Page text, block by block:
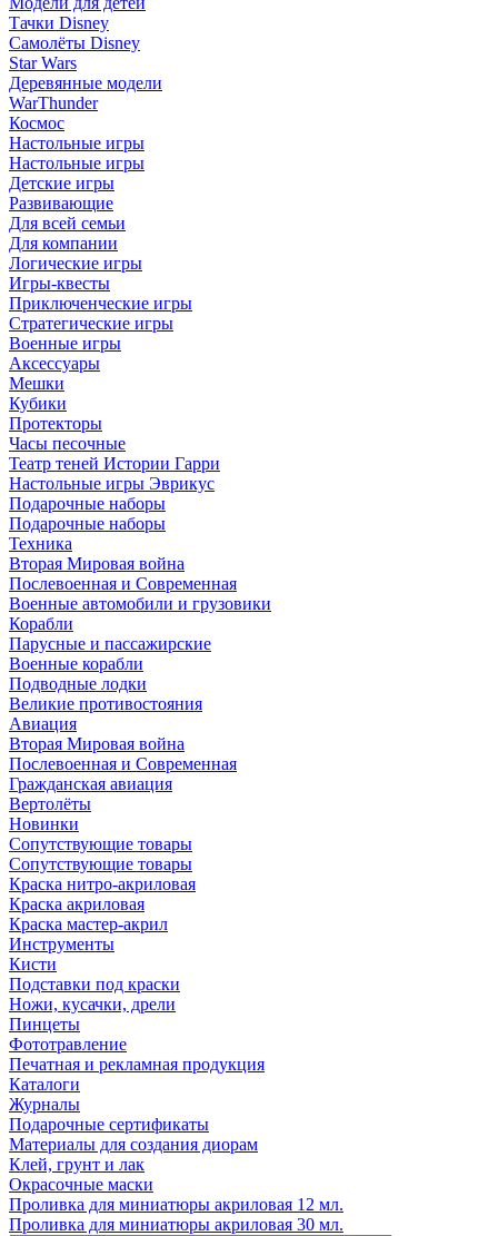
Тачки Disney
Самолёты Disney
Star Wars
Деревянные модели
WarThunder
Космос
Настольные игры
Настольные игры
Детские игры
Развивающие
Для всей семьи
Для компании
Логические игры
Игры-квесты
Приключенческие игры
Стратегические игры
Военные игры
Аксессуары
Мешки
Кубики
Протекторы
Часы песочные
Театр теней Истории Гарри
Настольные игры Эврикус
Подарочные наборы
Подарочные наборы
Техника
Вторая Мировая война
Послевоенная и Современная
Военные автомобили и грузовики
Корабли
Парусные и пассажирские
Военные корабли
Подводные лодки
Великие противостояния
Авиация
Вторая Мировая война
Послевоенная и Современная
Гражданская авиация
Вертолёты
Новинки
Сопутствующие товары
Сопутствующие товары
Краска нитро-акриловая
Краска акриловая
Краска мастер-акрил
Инструменты
Кисти
Подставки под краски
Ножи, кусачки, дрели
Пинцеты
Фототравление
Печатная и рекламная продукция
Каталоги
Журналы
Подарочные сертификаты
Материалы для создания диорам
Клей, грунт и лак
Окрасочные маски
Проливка для миниатюры акриловая 12 мл.
Проливка для миниатюры акриловая 30 мл.